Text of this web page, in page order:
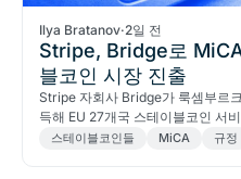
Ilya Bratanov·2일 전
Stripe, Bridge로
블코인 시장 진출
Stripe 자회사 Bridge가 룩셈부르
득해 EU 27개국 스테이블코인 서
스테이블코인들 MiCA 규정